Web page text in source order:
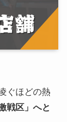
ぐほどの熱
戦区」へと